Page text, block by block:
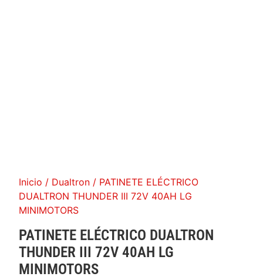
Inicio / Dualtron / PATINETE ELÉCTRICO
DUALTRON THUNDER III 72V 40AH LG
MINIMOTORS
PATINETE ELÉCTRICO DUALTRON
THUNDER III 72V 40AH LG
MINIMOTORS